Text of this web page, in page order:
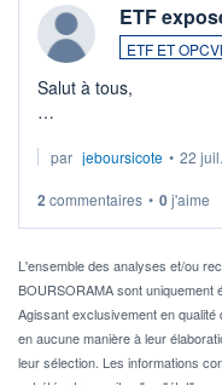
ETF
ETF ET
Salut à tous,
via un ETF plutôt que
Idéalement, je voudrais
Pour l' ...
par jeboursicote • 22 juil.
2 commentaires • 0j'aime
L'ensemble des analyses et/ou
BOURSORAMA sont uniquement
Agissant exclusivement en
en aucune manière à leur
leur sélection. Les informations